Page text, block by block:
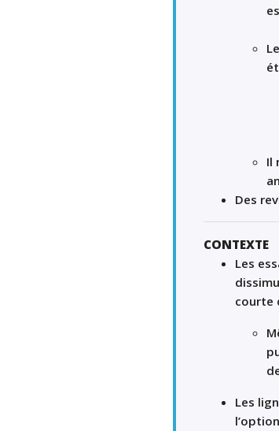
Il
Des
CONTEXTE
Les
courte
Les